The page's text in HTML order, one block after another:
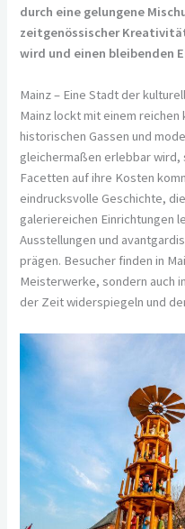
durch eine gelungene
zeitgenössischer
wird und einen bleibenden
Mainz – Eine Stadt der
Mainz lockt mit einem
historischen Gassen und
gleichermaßen erlebbar
Facetten auf ihre Kosten
eindrucksvolle Geschichte,
galeriereichen Einrichtungen
Ausstellungen und
prägen. Besucher finden in
Meisterwerke, sondern auch
der Zeit widerspiegeln und